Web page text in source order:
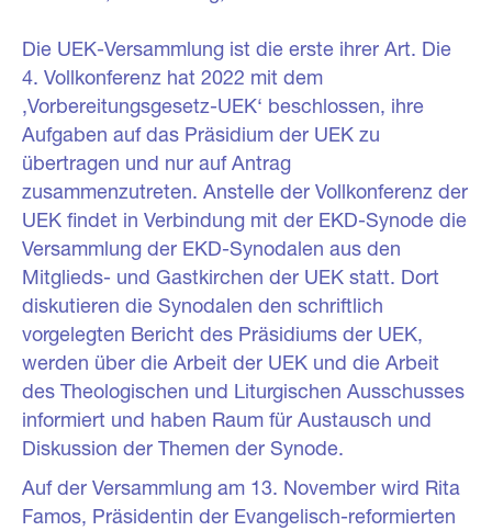
Die UEK-Versammlung ist die erste ihrer Art. Die
4. Vollkonferenz hat 2022 mit dem
‚Vorbereitungsgesetz-UEK‘ beschlossen, ihre
Aufgaben auf das Präsidium der UEK zu
übertragen und nur auf Antrag
zusammenzutreten. Anstelle der Vollkonferenz der
UEK findet in Verbindung mit der EKD-Synode die
Versammlung der EKD-Synodalen aus den
Mitglieds- und Gastkirchen der UEK statt. Dort
diskutieren die Synodalen den schriftlich
vorgelegten Bericht des Präsidiums der UEK,
werden über die Arbeit der UEK und die Arbeit
des Theologischen und Liturgischen Ausschusses
informiert und haben Raum für Austausch und
Diskussion der Themen der Synode.
Auf der Versammlung am 13. November wird Rita
Famos, Präsidentin der Evangelisch-reformierten